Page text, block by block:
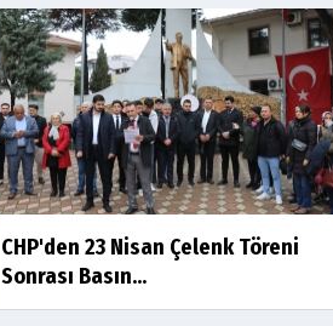
CHP'den 23 Nisan Çelenk Töreni
Sonrası Basın...